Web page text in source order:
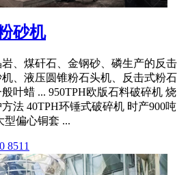
砂机
、煤矸石、金钢砂、磷生产的反击
、液压圆锥粉石头机、反击式粉石
叶蜡 ... 950TPH欧版石料破碎机 烧
法 40TPH环锤式破碎机 时产900吨
型偏心铜套 ...
8511